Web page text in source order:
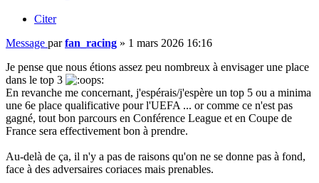
Citer
Message parfan_racing » 1 mars 2026 16:16
Je pense que nous étions assez peu nombreux à envisager une place
dans le top 3
En revanche me concernant, j'espérais/j'espère un top 5 ou a minima
une 6e place qualificative pour l'UEFA ... or comme ce n'est pas
gagné, tout bon parcours en Conférence League et en Coupe de
France sera effectivement bon à prendre.
Au-delà de ça, il n'y a pas de raisons qu'on ne se donne pas à fond,
face à des adversaires coriaces mais prenables.